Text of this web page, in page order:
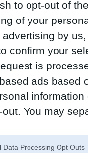
to opt-out of
of your
advertising by
confirm your
is
ads based
out. You may
Data Processing Opt Outs